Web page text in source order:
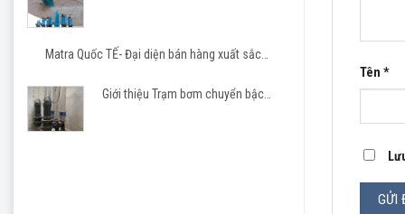
Matra Quốc TẾ- Đại diện bán hàng xuất sắc
Giới thiệu Trạm bơm chuyển bậc
Cáp
Sản
Tên *